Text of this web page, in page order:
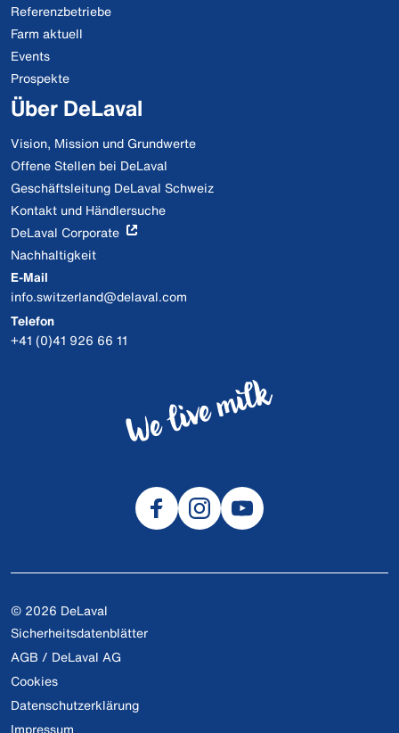
Referenzbetriebe
Farm aktuell
Events
Prospekte
Über DeLaval
Vision, Mission und Grundwerte
Offene Stellen bei DeLaval
Geschäftsleitung DeLaval Schweiz
Kontakt und Händlersuche
DeLaval Corporate
Nachhaltigkeit
E-Mail
info.switzerland@delaval.com
Telefon
+41 (0)41 926 66 11
© 2026 DeLaval
Sicherheitsdatenblätter
AGB / DeLaval AG
Cookies
Datenschutzerklärung
Impressum